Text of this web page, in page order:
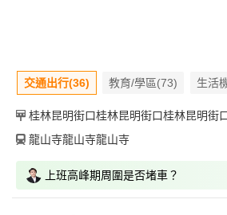
交通出行(36) 教育/學區(73) 生活
桂林昆明街口桂林昆明街口桂林昆明街
龍山寺龍山寺龍山寺
上班高峰期周圍是否堵車？